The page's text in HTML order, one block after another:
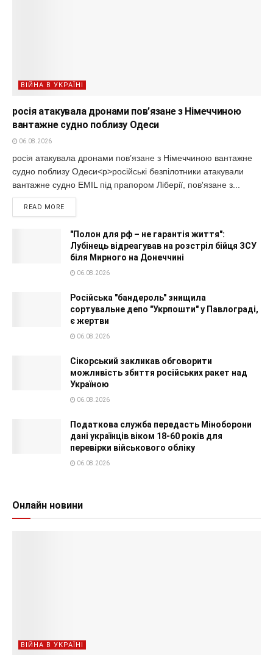
ВІЙНА В УКРАЇНІ
росія атакувала дронами пов’язане з Німеччиною
вантажне судно поблизу Одеси
06.08.2026
росія атакувала дронами пов’язане з Німеччиною вантажне
судно поблизу Одеси<p>російські безпілотники атакували
вантажне судно EMIL під прапором Ліберії, пов'язане з...
READ MORE
"Полон для рф – не гарантія життя":
Лубінець відреагував на розстріл бійця ЗСУ
біля Мирного на Донеччині
06.08.2026
Російська "бандероль" знищила
сортувальне депо "Укрпошти" у Павлограді,
є жертви
06.08.2026
Сікорський закликав обговорити
можливість збиття російських ракет над
Україною
06.08.2026
Податкова служба передасть Міноборони
дані українців віком 18-60 років для
перевірки військового обліку
06.08.2026
Онлайн новини
ВІЙНА В УКРАЇНІ